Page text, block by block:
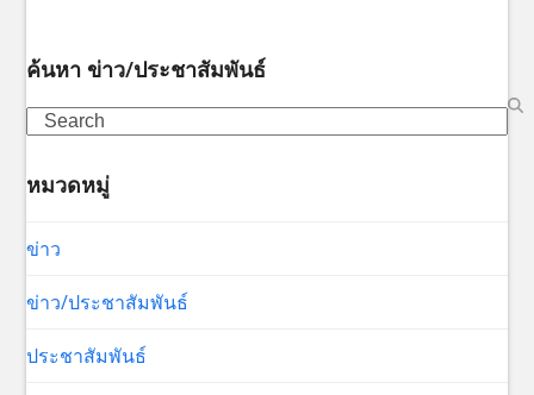
ค้นหา ข่าว/ประชาสัมพันธ์
Search
หมวดหมู่
ข่าว
ข่าว/ประชาสัมพันธ์
ประชาสัมพันธ์